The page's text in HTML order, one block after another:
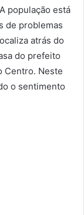
população está
de problemas
atrás do
do prefeito
Centro. Neste
o sentimento